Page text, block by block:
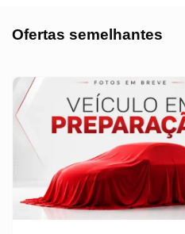
Ofertas semelhantes